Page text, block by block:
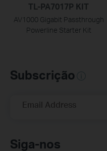
TL-PA7017P KIT
AV1000 Gigabit Passthrough
Powerline Starter Kit
Subscrição
Email Address
Siga-nos